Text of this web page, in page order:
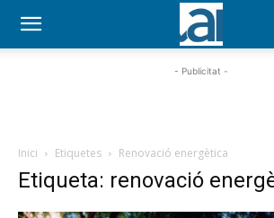
- Publicitat -
Inici Etiquetes Renovació energètica
Etiqueta: renovació